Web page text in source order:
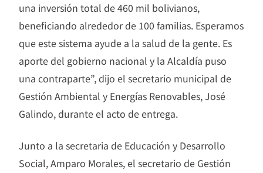
una inversión total de 460 mil bolivianos,
beneficiando alrededor de 100 familias. Esperamos
que este sistema ayude a la salud de la gente. Es
aporte del gobierno nacional y la Alcaldía puso
una contraparte”, dijo el secretario municipal de
Gestión Ambiental y Energías Renovables, José
Galindo, durante el acto de entrega.
Junto a la secretaria de Educación y Desarrollo
Social, Amparo Morales, el secretario de Gestión